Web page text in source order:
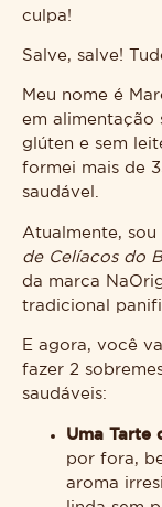
culpa!
Salve, salve!
Meu nome é
em alimentação
glúten e sem
formei mais de
saudável.
Atualmente,
de Celíacos do
da marca
tradicional
E agora, você
fazer 2
saudáveis:
Uma Tarte
por fora,
aroma